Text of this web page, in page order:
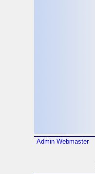
Admin Webmaster